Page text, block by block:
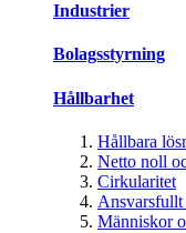
Industrier
Bolagsstyrning
Hållbarhet
Hållbara
Netto noll
Cirkularitet
Ansvarsfullt
Människor